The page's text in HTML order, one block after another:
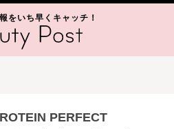
をいち早くキャッチ！
PERFECT